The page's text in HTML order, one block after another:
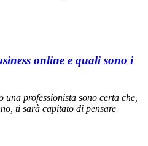
online e quali sono i
professionista sono certa che,
ti sarà capitato di pensare